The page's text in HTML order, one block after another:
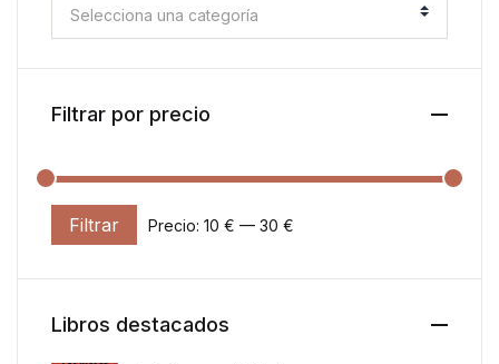
Selecciona una categoría
Filtrar por precio
Precio mínimo
Precio máximo
Filtrar Precio: 10 € — 30 €
Libros destacados